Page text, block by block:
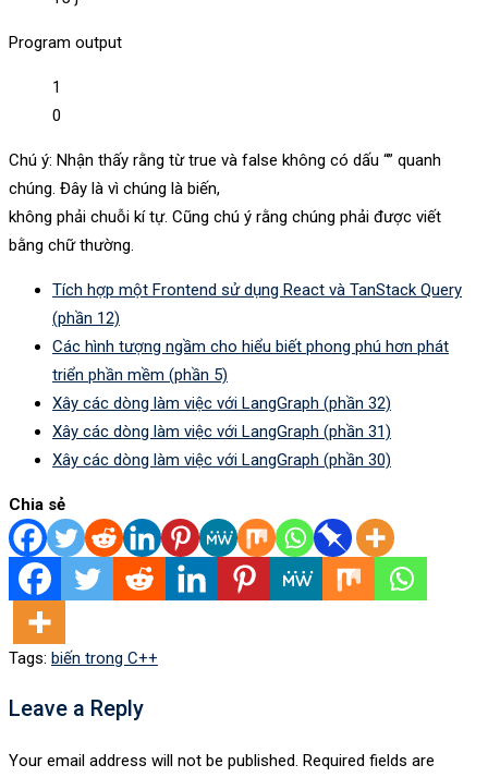
Program output
1
0
Chú ý: Nhận thấy rằng từ true và false không có dấu “” quanh
chúng. Đây là vì chúng là biến,
không phải chuỗi kí tự. Cũng chú ý rằng chúng phải được viết
bằng chữ thường.
Tích hợp một Frontend sử dụng React và TanStack Query
(phần 12)
Các hình tượng ngầm cho hiểu biết phong phú hơn phát
triển phần mềm (phần 5)
Xây các dòng làm việc với LangGraph (phần 32)
Xây các dòng làm việc với LangGraph (phần 31)
Xây các dòng làm việc với LangGraph (phần 30)
Chia sẻ
Tags: biến trong C++
Leave a Reply
Your email address will not be published. Required fields are